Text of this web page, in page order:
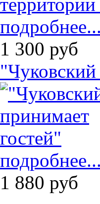
подробнее...
1 300 руб
подробнее...
1 880 руб